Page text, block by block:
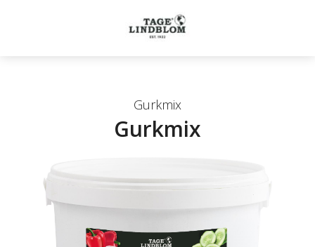
Gurkmix
Gurkmix